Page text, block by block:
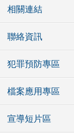
相關連結
聯絡資訊
犯罪預防專區
檔案應用專區
宣導短片區